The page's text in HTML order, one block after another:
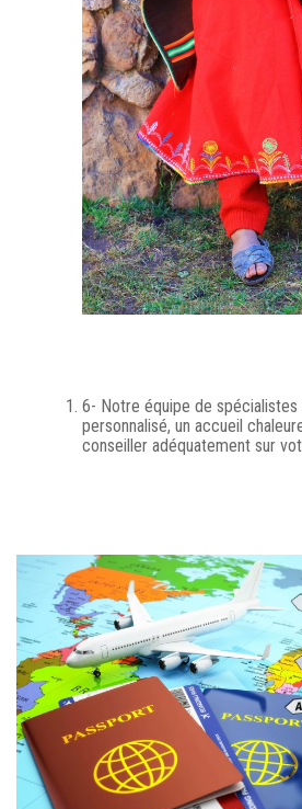
6- Notre équipe de
personnalisé, un accueil
conseiller adéquatement sur